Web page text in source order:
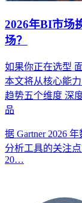
2026年BI市场
场？
如果你正在选型
本文将从核心能
趋势五个维度 深
品
据 Gartner 2026
分析工具的关注
20…